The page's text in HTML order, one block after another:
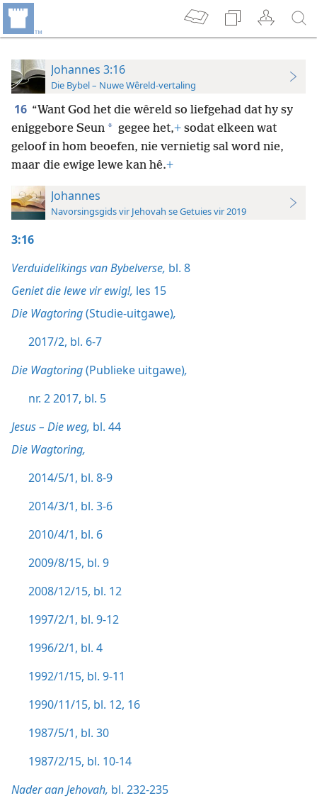
Johannes 3:16
Die Bybel – Nuwe Wêreld-vertaling
16 “Want God het die wêreld so liefgehad dat hy sy
eniggebore Seun * gegee het,+ sodat elkeen wat
geloof in hom beoefen, nie vernietig sal word nie,
maar die ewige lewe kan hê.+
Johannes
Navorsingsgids vir Jehovah se Getuies vir 2019
3:16
Verduidelikings van Bybelverse, bl. 8
Geniet die lewe vir ewig!, les 15
Die Wagtoring(Studie-uitgawe),
2017/2, bl. 6-7
Die Wagtoring(Publieke uitgawe),
nr. 2 2017, bl. 5
Jesus – Die weg, bl. 44
Die Wagtoring,
2014/5/1, bl. 8-9
2014/3/1, bl. 3-6
2010/4/1, bl. 6
2009/8/15, bl. 9
2008/12/15, bl. 12
1997/2/1, bl. 9-12
1996/2/1, bl. 4
1992/1/15, bl. 9-11
1990/11/15, bl. 12, 16
1987/5/1, bl. 30
1987/2/15, bl. 10-14
Nader aan Jehovah, bl. 232-235